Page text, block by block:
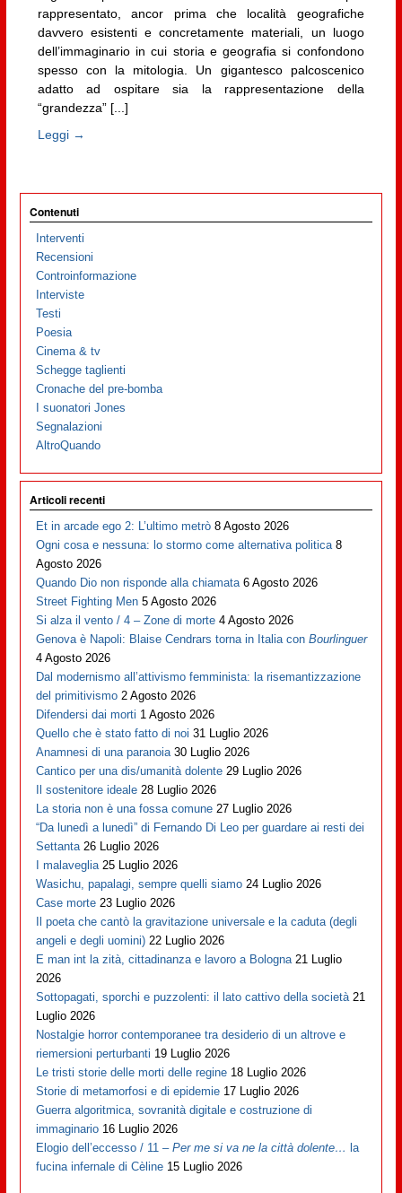
rappresentato, ancor prima che località geografiche
davvero esistenti e concretamente materiali, un luogo
dell’immaginario in cui storia e geografia si confondono
spesso con la mitologia. Un gigantesco palcoscenico
adatto ad ospitare sia la rappresentazione della
“grandezza” [...]
Leggi →
Contenuti
Interventi
Recensioni
Controinformazione
Interviste
Testi
Poesia
Cinema & tv
Schegge taglienti
Cronache del pre-bomba
I suonatori Jones
Segnalazioni
AltroQuando
Articoli recenti
Et in arcade ego 2: L’ultimo metrò 8 Agosto 2026
Ogni cosa e nessuna: lo stormo come alternativa politica 8
Agosto 2026
Quando Dio non risponde alla chiamata 6 Agosto 2026
Street Fighting Men 5 Agosto 2026
Si alza il vento / 4 – Zone di morte 4 Agosto 2026
Genova è Napoli: Blaise Cendrars torna in Italia conBourlinguer
4 Agosto 2026
Dal modernismo all’attivismo femminista: la risemantizzazione
del primitivismo 2 Agosto 2026
Difendersi dai morti 1 Agosto 2026
Quello che è stato fatto di noi 31 Luglio 2026
Anamnesi di una paranoia 30 Luglio 2026
Cantico per una dis/umanità dolente 29 Luglio 2026
Il sostenitore ideale 28 Luglio 2026
La storia non è una fossa comune 27 Luglio 2026
“Da lunedì a lunedì” di Fernando Di Leo per guardare ai resti dei
Settanta 26 Luglio 2026
I malaveglia 25 Luglio 2026
Wasichu, papalagi, sempre quelli siamo 24 Luglio 2026
Case morte 23 Luglio 2026
Il poeta che cantò la gravitazione universale e la caduta (degli
angeli e degli uomini) 22 Luglio 2026
E man int la zità, cittadinanza e lavoro a Bologna 21 Luglio
2026
Sottopagati, sporchi e puzzolenti: il lato cattivo della società 21
Luglio 2026
Nostalgie horror contemporanee tra desiderio di un altrove e
riemersioni perturbanti 19 Luglio 2026
Le tristi storie delle morti delle regine 18 Luglio 2026
Storie di metamorfosi e di epidemie 17 Luglio 2026
Guerra algoritmica, sovranità digitale e costruzione di
immaginario 16 Luglio 2026
Elogio dell’eccesso / 11 –Per me si va ne la città dolente… la
fucina infernale di Cèline 15 Luglio 2026